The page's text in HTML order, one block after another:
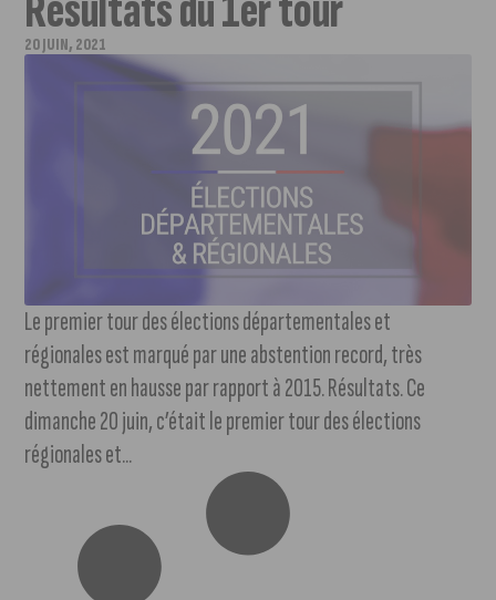
20 JUIN, 2021
Le premier tour des élections départementales et
régionales est marqué par une abstention record, très
nettement en hausse par rapport à 2015. Résultats. Ce
dimanche 20 juin, c’était le premier tour des élections
régionales et...